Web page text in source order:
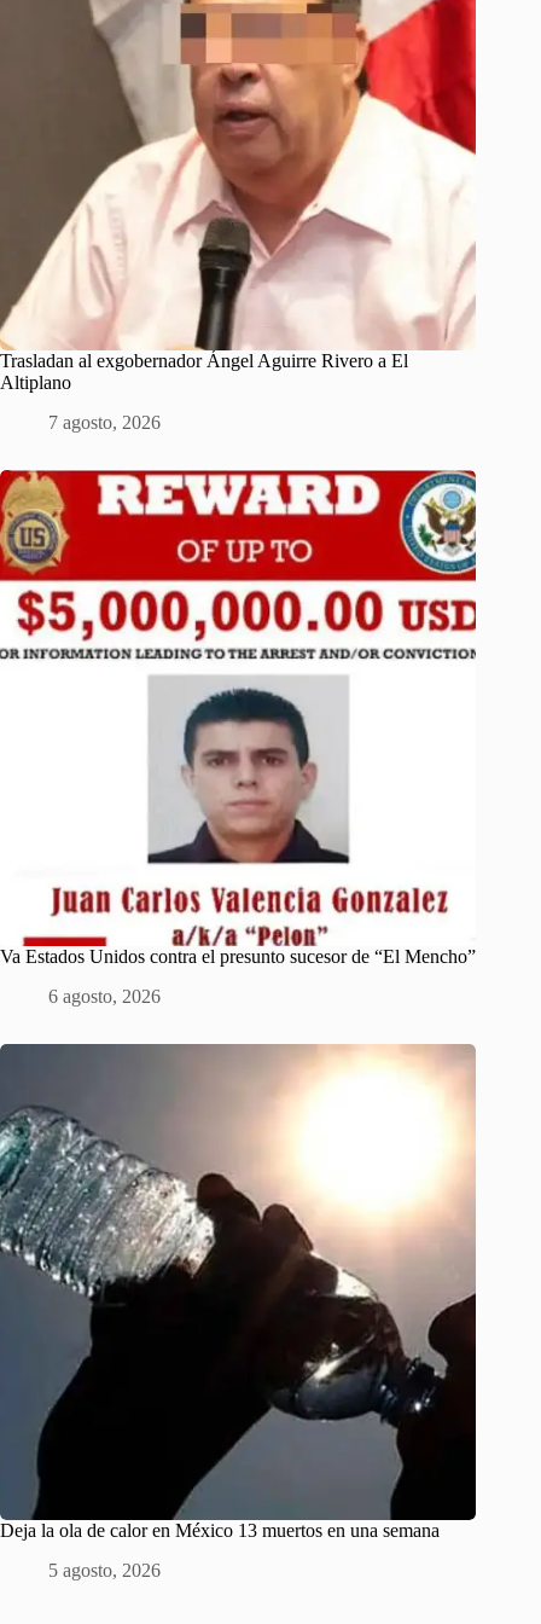
Trasladan al exgobernador Ángel Aguirre Rivero a El
Altiplano
7 agosto, 2026
Va Estados Unidos contra el presunto sucesor de “El Mencho”
6 agosto, 2026
Deja la ola de calor en México 13 muertos en una semana
5 agosto, 2026